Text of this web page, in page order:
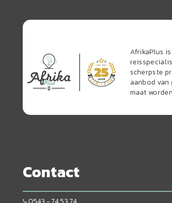
AfrikaPlus
scherpste
aanbod
maat
Contact